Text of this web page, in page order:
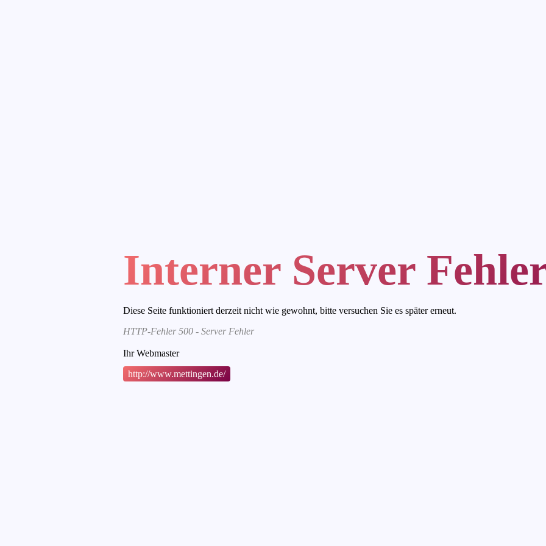
Interner Server
Diese Seite funktioniert derzeit nicht wie gewohnt, bitte versuchen Sie es später erneut.
HTTP-Fehler 500 - Server Fehler
Ihr Webmaster
http://www.mettingen.de/